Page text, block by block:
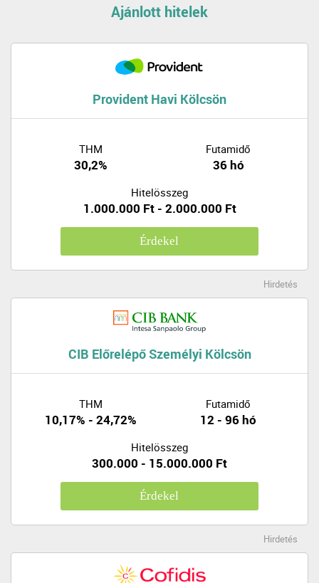
Ajánlott hitelek
Provident Havi Kölcsön
THM
30,2%
Futamidő
36 hó
Hitelösszeg
1.000.000 Ft - 2.000.000 Ft
Érdekel
Hirdetés
CIB Előrelépő Személyi Kölcsön
THM
10,17% - 24,72%
Futamidő
12 - 96 hó
Hitelösszeg
300.000 - 15.000.000 Ft
Érdekel
Hirdetés